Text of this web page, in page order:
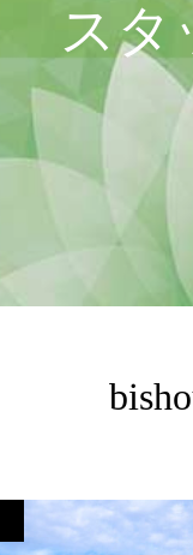
スタ